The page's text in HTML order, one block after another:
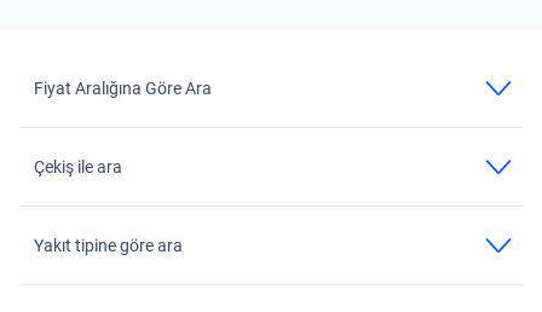
Fiyat Aralığına Göre Ara
Çekiş ile ara
Yakıt tipine göre ara